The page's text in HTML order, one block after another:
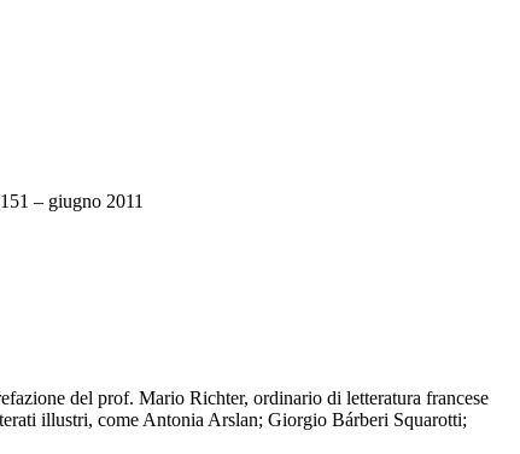
– giugno 2011
del prof. Mario Richter, ordinario di letteratura francese
illustri, come Antonia Arslan; Giorgio Bárberi Squarotti;